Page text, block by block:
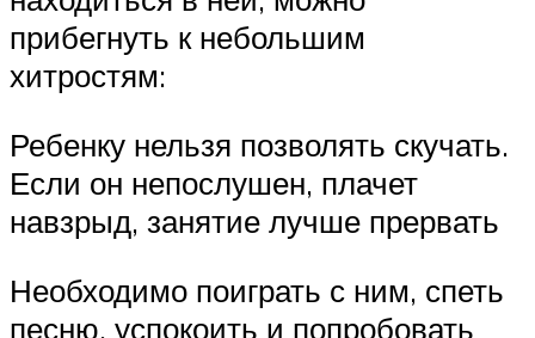
прибегнуть к небольшим
хитростям:
Ребенку нельзя позволять скучать.
Если он непослушен, плачет
навзрыд, занятие лучше прервать
Необходимо поиграть с ним, спеть
песню, успокоить и попробовать